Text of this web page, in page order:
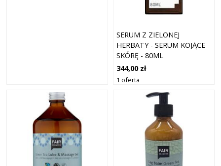
SERUM Z ZIELONEJ
HERBATY - SERUM KOJĄCE
SKÓRĘ - 80ML
344,00 zł
1 oferta